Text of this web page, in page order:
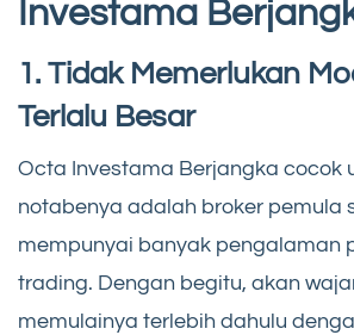
Investama
1. Tidak Memerlukan
Terlalu Besar
Octa Investama Berjangka cocok
notabenya adalah broker pemula
mempunyai banyak pengalaman
trading. Dengan begitu, akan
memulainya terlebih dahulu